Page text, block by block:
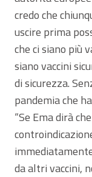
credo che
uscire prima
che ci siano più
siano vaccini
di sicurezza.
pandemia che
“Se Ema dirà
da altri vaccini,